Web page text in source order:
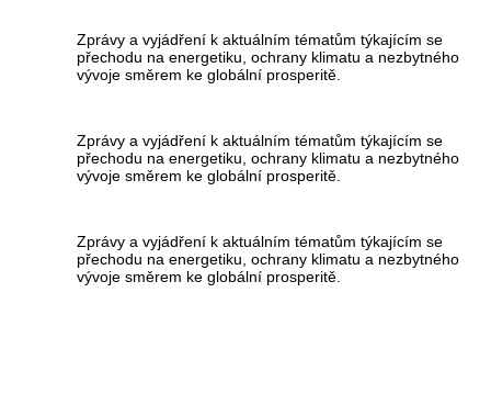
Zprávy a vyjádření k aktuálním tématům týkajícím se
přechodu na energetiku, ochrany klimatu a nezbytného
vývoje směrem ke globální prosperitě.
Zprávy a vyjádření k aktuálním tématům týkajícím se
přechodu na energetiku, ochrany klimatu a nezbytného
vývoje směrem ke globální prosperitě.
Zprávy a vyjádření k aktuálním tématům týkajícím se
přechodu na energetiku, ochrany klimatu a nezbytného
vývoje směrem ke globální prosperitě.